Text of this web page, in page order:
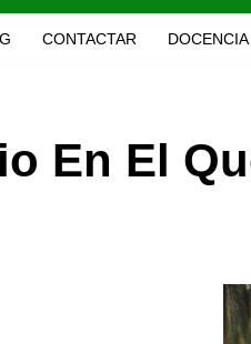
CONTACTAR DOCENCIA
En El